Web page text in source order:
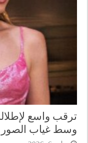
ترقب واسع
وسط غياب الصور